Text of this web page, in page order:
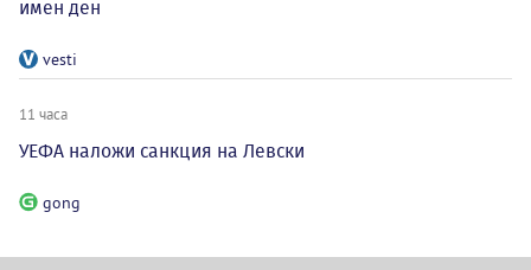
имен ден
vesti
11 часа
УЕФА наложи санкция на Левски
gong